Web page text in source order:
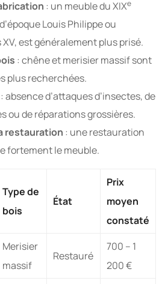
: un meuble du XIXe
Louis Philippe ou
est généralement plus prisé.
: chêne et merisier massif sont
plus recherchées.
: absence d’attaques d’insectes, de
ou de réparations grossières.
restauration : une restauration
fortement le meuble.
Type de
bois
État
Prix
moyen
constaté
Merisier
massif
Restauré
700 – 1
200 €